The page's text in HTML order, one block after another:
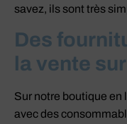
savez, ils sont très
Des
la vente
Sur notre boutique en
avec des